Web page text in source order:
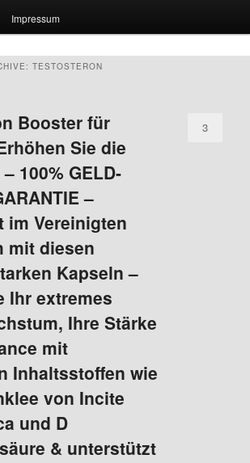
Impressum
TESTOSTERON
Booster für
Sie die
100% GELD-
–
im Vereinigten
mit diesen
Kapseln –
Ihr extremes
Ihre Stärke
mit
Inhaltsstoffen wie
von Incite
und D
& unterstützt
3